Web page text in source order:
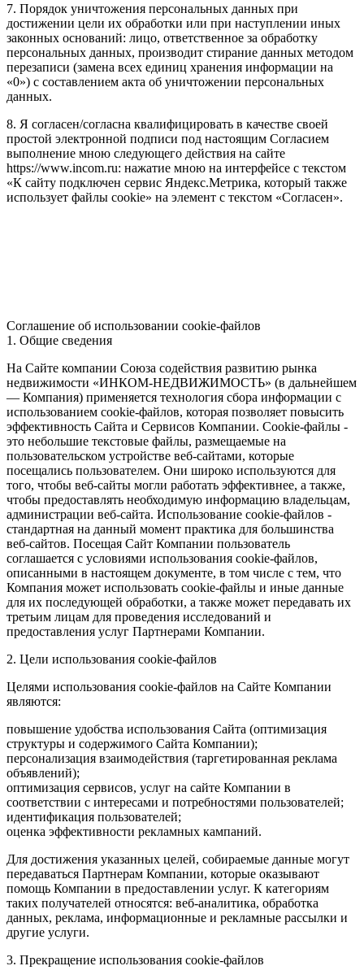
7. Порядок уничтожения персональных данных при
достижении цели их обработки или при наступлении иных
законных оснований: лицо, ответственное за обработку
персональных данных, производит стирание данных методом
перезаписи (замена всех единиц хранения информации на
«0») с составлением акта об уничтожении персональных
данных.
8. Я согласен/согласна квалифицировать в качестве своей
простой электронной подписи под настоящим Согласием
выполнение мною следующего действия на сайте
https://www.incom.ru: нажатие мною на интерфейсе с текстом
«К сайту подключен сервис Яндекс.Метрика, который также
использует файлы cookie» на элемент с текстом «Согласен».
Соглашение об использовании cookie-файлов
1. Общие сведения
На Сайте компании Союза содействия развитию рынка
недвижимости «ИНКОМ-НЕДВИЖИМОСТЬ» (в дальнейшем
— Компания) применяется технология сбора информации с
использованием cookie-файлов, которая позволяет повысить
эффективность Сайта и Сервисов Компании. Сookie-файлы -
это небольшие текстовые файлы, размещаемые на
пользовательском устройстве веб-сайтами, которые
посещались пользователем. Они широко используются для
того, чтобы веб-сайты могли работать эффективнее, а также,
чтобы предоставлять необходимую информацию владельцам,
администрации веб-сайта. Использование cookie-файлов -
стандартная на данный момент практика для большинства
веб-сайтов. Посещая Сайт Компании пользователь
соглашается с условиями использования cookie-файлов,
описанными в настоящем документе, в том числе с тем, что
Компания может использовать cookie-файлы и иные данные
для их последующей обработки, а также может передавать их
третьим лицам для проведения исследований и
предоставления услуг Партнерами Компании.
2. Цели использования cookie-файлов
Целями использования cookie-файлов на Сайте Компании
являются:
повышение удобства использования Сайта (оптимизация
структуры и содержимого Сайта Компании);
персонализация взаимодействия (таргетированная реклама
объявлений);
оптимизация сервисов, услуг на сайте Компании в
соответствии с интересами и потребностями пользователей;
идентификация пользователей;
оценка эффективности рекламных кампаний.
Для достижения указанных целей, собираемые данные могут
передаваться Партнерам Компании, которые оказывают
помощь Компании в предоставлении услуг. К категориям
таких получателей относятся: веб-аналитика, обработка
данных, реклама, информационные и рекламные рассылки и
другие услуги.
3. Прекращение использования cookie-файлов